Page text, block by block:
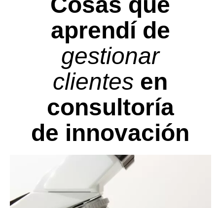
aprendí de
gestionar
clientes en
consultoría
de innovación